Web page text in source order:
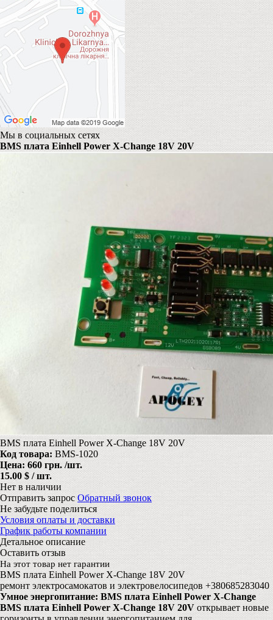
Мы в социальных сетях
BMS плата Einhell Power X-Change 18V 20V
BMS плата Einhell Power X-Change 18V 20V
Код товара: BMS-1020
Цена: 660 грн. /шт.
15.00 $ / шт.
Нет в наличии
Отправить запрос Обратный звонок
Не забудьте поделиться
Условия оплаты и доставки
График работы компании
Детальное описание
Оставить отзыв
На этот товар нет гарантии
BMS плата Einhell Power X-Change 18V 20V
ремонт электросамокатов и электровелосипедов +380685283040
Умное энергопитание: BMS плата Einhell Power X-Change
BMS плата Einhell Power X-Change 18V 20V открывает новые